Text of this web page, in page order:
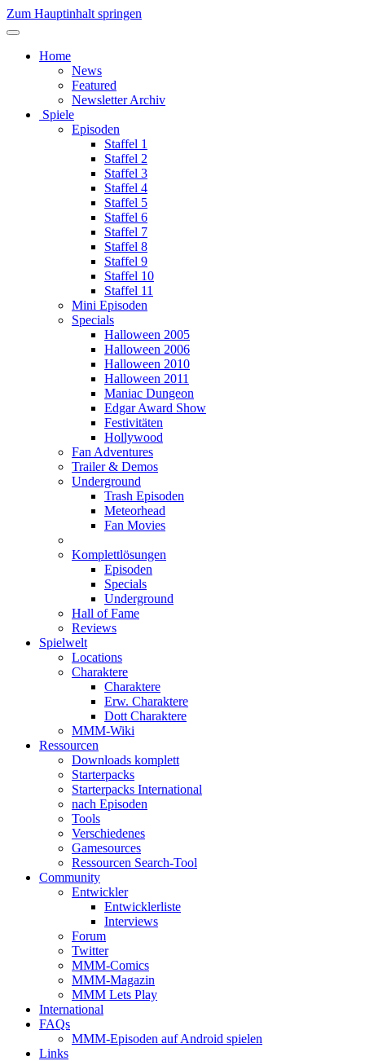
Zum Hauptinhalt springen
Home
News
Featured
Newsletter Archiv
Spiele
Episoden
Staffel 1
Staffel 2
Staffel 3
Staffel 4
Staffel 5
Staffel 6
Staffel 7
Staffel 8
Staffel 9
Staffel 10
Staffel 11
Mini Episoden
Specials
Halloween 2005
Halloween 2006
Halloween 2010
Halloween 2011
Maniac Dungeon
Edgar Award Show
Festivitäten
Hollywood
Fan Adventures
Trailer & Demos
Underground
Trash Episoden
Meteorhead
Fan Movies
Komplettlösungen
Episoden
Specials
Underground
Hall of Fame
Reviews
Spielwelt
Locations
Charaktere
Charaktere
Erw. Charaktere
Dott Charaktere
MMM-Wiki
Ressourcen
Downloads komplett
Starterpacks
Starterpacks International
nach Episoden
Tools
Verschiedenes
Gamesources
Ressourcen Search-Tool
Community
Entwickler
Entwicklerliste
Interviews
Forum
Twitter
MMM-Comics
MMM-Magazin
MMM Lets Play
International
FAQs
MMM-Episoden auf Android spielen
Links